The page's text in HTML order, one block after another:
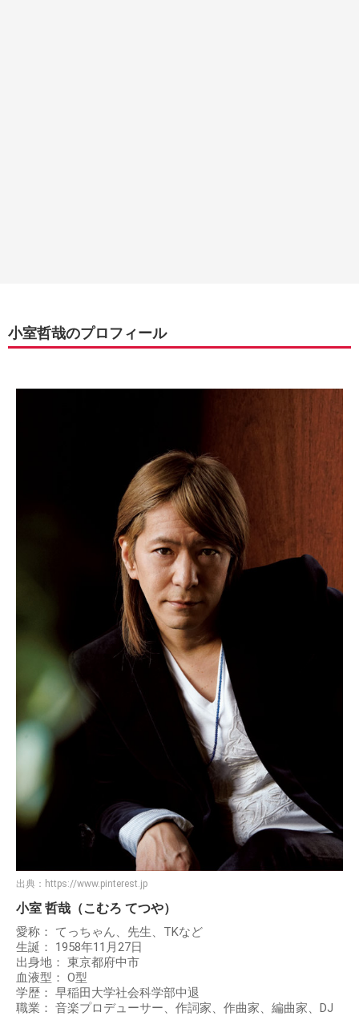
小室哲哉のプロフィール
出典： https://www.pinterest.jp
小室 哲哉（こむろ てつや）
愛称： てっちゃん、先生、TKなど
生誕： 1958年11月27日
出身地： 東京都府中市
血液型： O型
学歴： 早稲田大学社会科学部中退
職業： 音楽プロデューサー、作詞家、作曲家、編曲家、DJ